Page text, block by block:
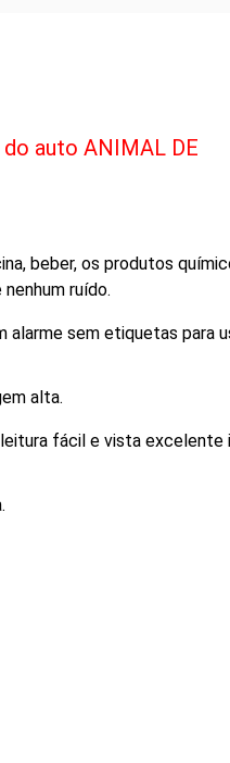
auto ANIMAL DE
beber, os produtos
ruído.
alarme sem etiquetas para
alta.
fácil e vista excelente